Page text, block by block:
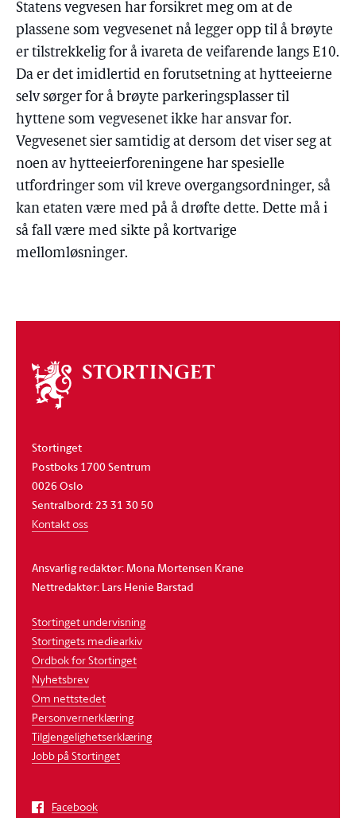
Statens vegvesen har forsikret meg om at de
plassene som vegvesenet nå legger opp til å brøyte
er tilstrekkelig for å ivareta de veifarende langs E10.
Da er det imidlertid en forutsetning at hytteeierne
selv sørger for å brøyte parkeringsplasser til
hyttene som vegvesenet ikke har ansvar for.
Vegvesenet sier samtidig at dersom det viser seg at
noen av hytteeierforeningene har spesielle
utfordringer som vil kreve overgangsordninger, så
kan etaten være med på å drøfte dette. Dette må i
så fall være med sikte på kortvarige
mellomløsninger.
Om
stortinget
Stortinget
Postboks 1700 Sentrum
0026 Oslo
Sentralbord: 23 31 30 50
Kontakt oss
Ansvarlig redaktør: Mona Mortensen Krane
Nettredaktør: Lars Henie Barstad
Stortinget undervisning
Stortingets mediearkiv
Ordbok for Stortinget
Nyhetsbrev
Om nettstedet
Personvernerklæring
Tilgjengelighetserklæring
Jobb på Stortinget
Facebook